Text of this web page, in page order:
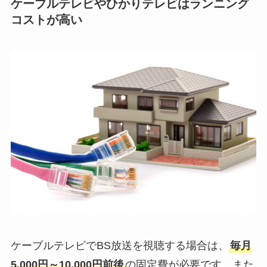
ケーブルテレビやひかりテレビはランニング
コストが高い
ケーブルテレビでBS放送を視聴する場合は、 毎月